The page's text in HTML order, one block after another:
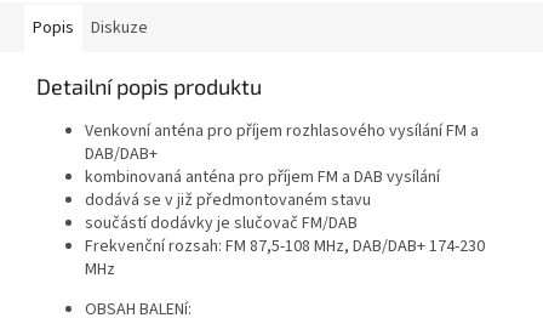
Popis Diskuze
Detailní popis produktu
Venkovní anténa pro příjem rozhlasového vysílání FM a
DAB/DAB+
kombinovaná anténa pro příjem FM a DAB vysílání
dodává se v již předmontovaném stavu
součástí dodávky je slučovač FM/DAB
Frekvenční rozsah: FM 87,5-108 MHz, DAB/DAB+ 174-230
MHz
OBSAH BALENí: